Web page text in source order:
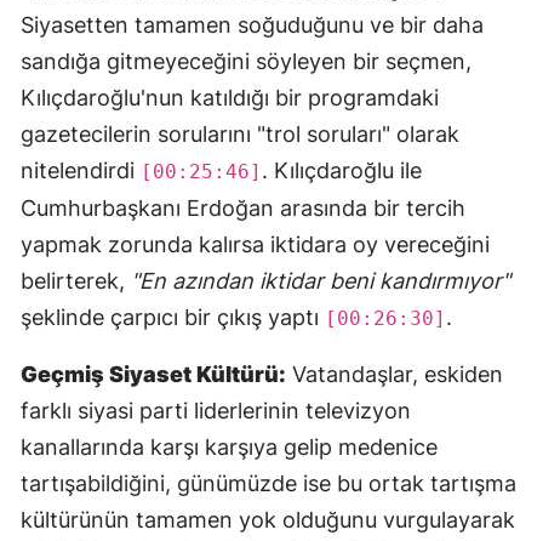
Siyasetten tamamen soğuduğunu ve bir daha
sandığa gitmeyeceğini söyleyen bir seçmen,
Kılıçdaroğlu'nun katıldığı bir programdaki
gazetecilerin sorularını "trol soruları" olarak
nitelendirdi [00:25:46] . Kılıçdaroğlu ile
Cumhurbaşkanı Erdoğan arasında bir tercih
yapmak zorunda kalırsa iktidara oy vereceğini
belirterek, "En azından iktidar beni kandırmıyor"
şeklinde çarpıcı bir çıkış yaptı [00:26:30] .
Geçmiş Siyaset Kültürü: Vatandaşlar, eskiden
farklı siyasi parti liderlerinin televizyon
kanallarında karşı karşıya gelip medenice
tartışabildiğini, günümüzde ise bu ortak tartışma
kültürünün tamamen yok olduğunu vurgulayarak